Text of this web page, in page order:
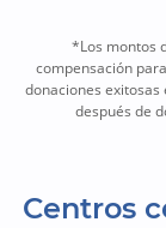
*Los montos
compensación
donaciones exitosas
después de
Centros